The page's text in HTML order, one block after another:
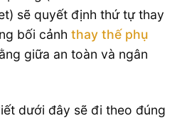
sẽ quyết định thứ tự thay
bối cảnh thay thế phụ
giữa an toàn và ngân
dưới đây sẽ đi theo đúng